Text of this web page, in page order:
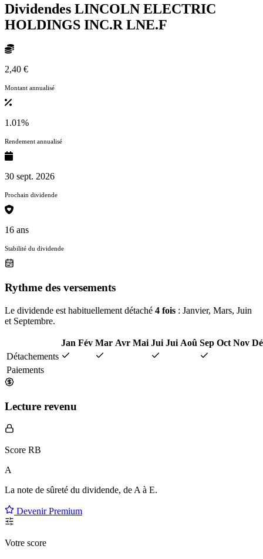
Dividendes LINCOLN ELECTRIC
HOLDINGS INC.R LNE.F
2,40 €
Montant annualisé
1.01%
Rendement annualisé
30 sept. 2026
Prochain dividende
16 ans
Stabilité du dividende
Rythme des versements
Le dividende est habituellement détaché 4 fois : Janvier, Mars, Juin
et Septembre.
Jan Fév Mar Avr Mai Jui Jui Aoû Sep Oct Nov
Détachements
Paiements
Lecture revenu
Score RB
A
La note de sûreté du dividende, de A à E.
Devenir Premium
Votre score